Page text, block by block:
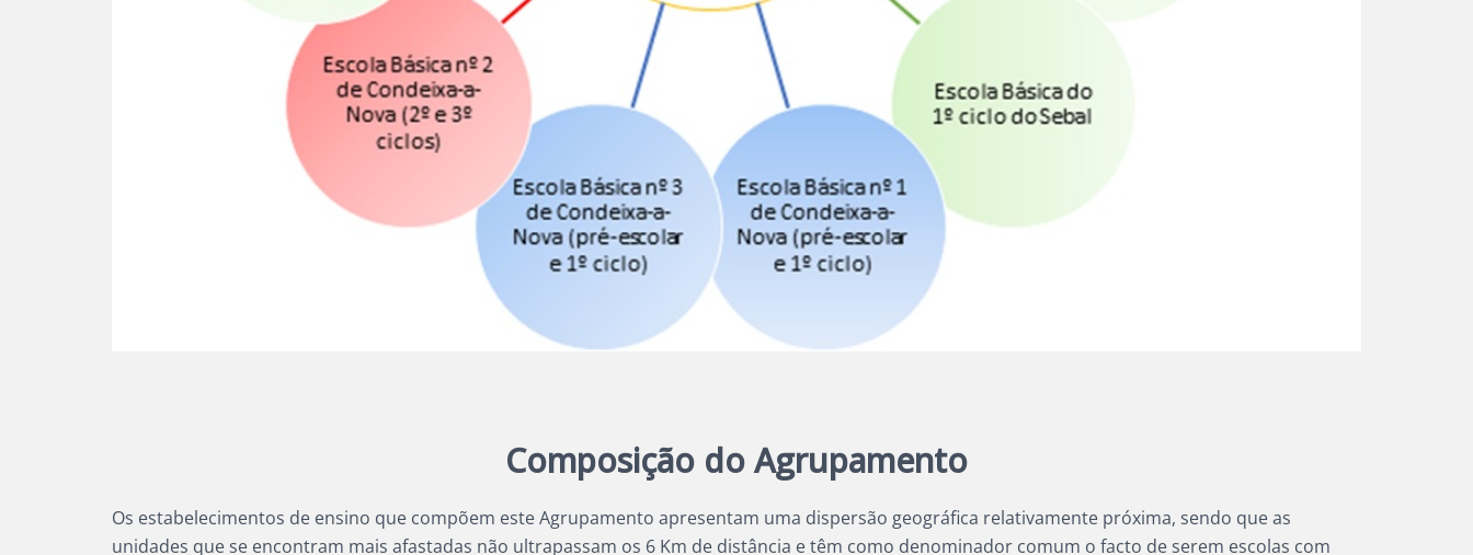
Composição do Agrupamento
Os estabelecimentos de ensino que compõem este Agrupamento apresentam uma dispersão geográfica relativamente próxima, sendo que as
unidades que se encontram mais afastadas não ultrapassam os 6 Km de distância e têm como denominador comum o facto de serem escolas com